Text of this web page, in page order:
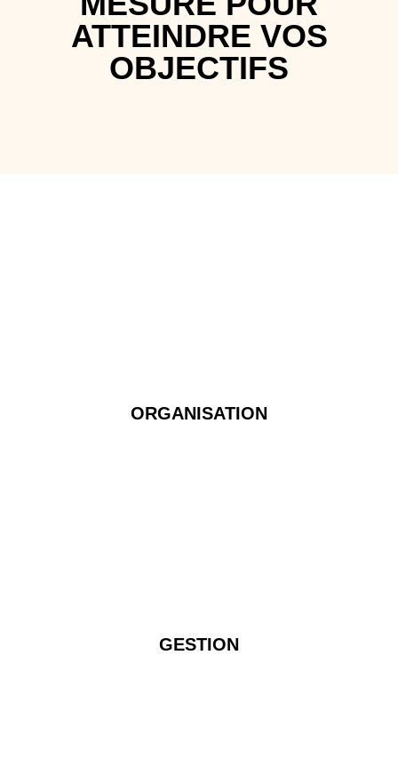
ATTEINDRE VOS
OBJECTIFS
ORGANISATION
GESTION